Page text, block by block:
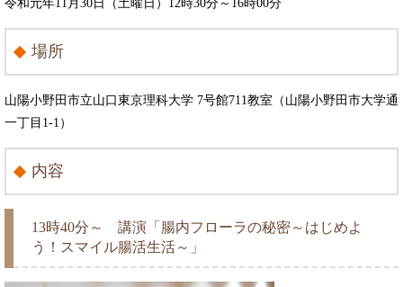
令和元年11月30日（土曜日）12時30分～16時00分
場所
山陽小野田市立山口東京理科大学 7号館711教室（山陽小野田市大学通
一丁目1-1）
内容
13時40分～ 講演「腸内フローラの秘密～はじめよ
う！スマイル腸活生活～」